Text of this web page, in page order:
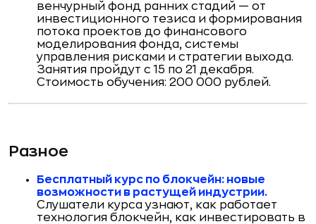
венчурный фонд ранних стадий — от
инвестиционного тезиса и формирования
потока проектов до финансового
моделирования фонда, системы
управления рисками и стратегии выхода.
Занятия пройдут с 15 по 21 декабря.
Стоимость обучения: 200 000 рублей.
Разное
Бесплатный курс по блокчейн: новые
возможности в растущей индустрии.
Слушатели курса узнают, как работает
технология блокчейн, как инвестировать в